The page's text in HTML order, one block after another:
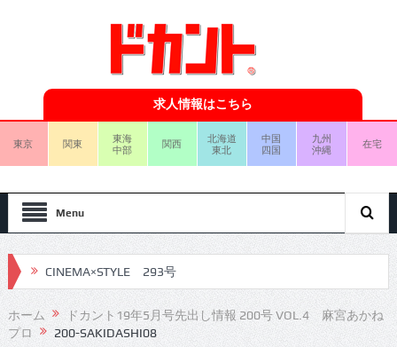
求人情報はこちら
東京 関東
東海
中部
関西
北海道
東北
中国
四国
九州
沖縄
在宅
Menu
CINEMA×STYLE 293号
CINEMA×STYLE 292号
CINEMA×STYLE 291号
ホーム
ドカント19年5月号先出し情報 200号 VOL.4 麻宮あかね
プロ
200-SAKIDASHI08